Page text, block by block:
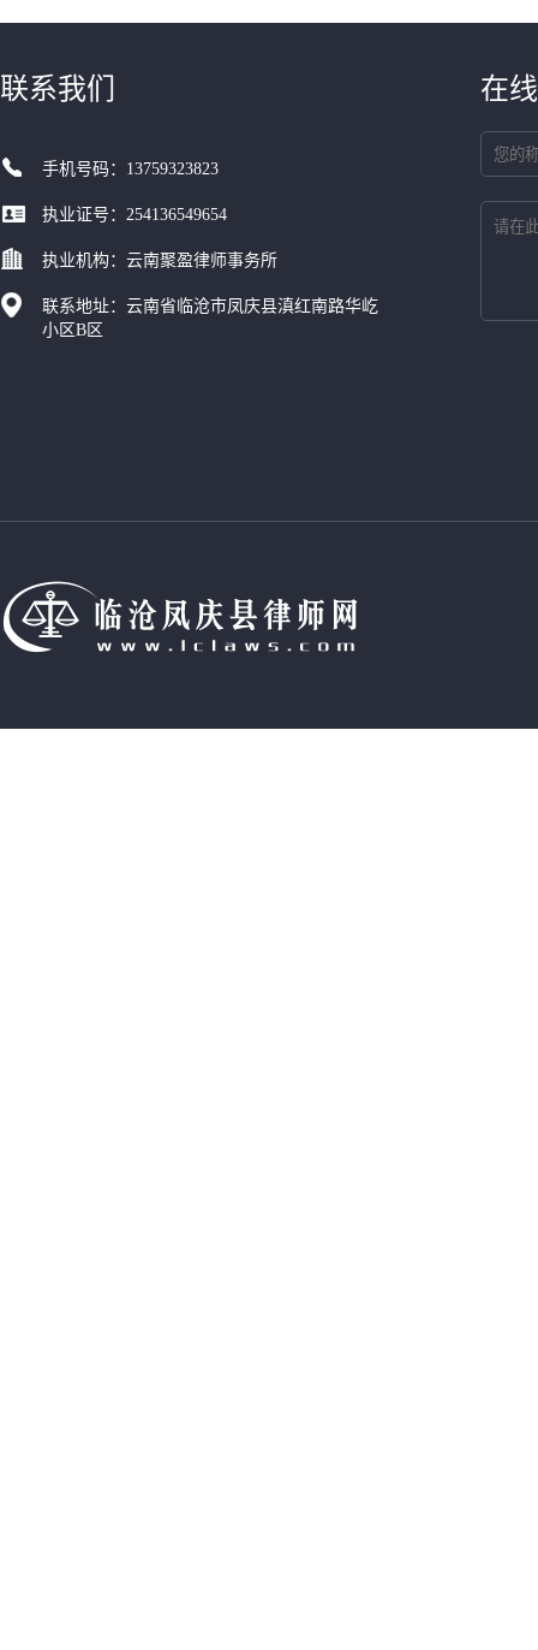
联系我们
手机号码：13759323823
执业证号：254136549654
执业机构：云南聚盈律师事务所
联系地址：云南省临沧市凤庆县滇红南路华屹
小区B区
在